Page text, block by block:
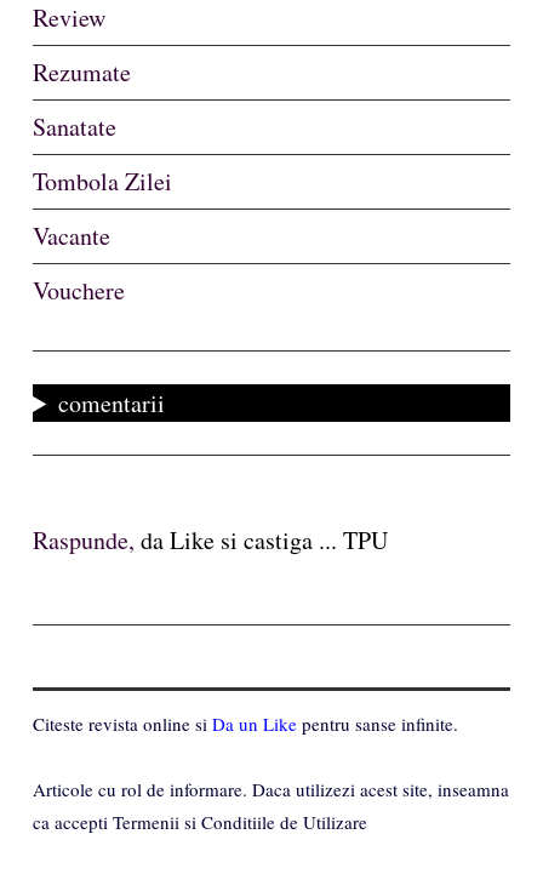
Review
Rezumate
Sanatate
Tombola Zilei
Vacante
Vouchere
comentarii
Raspunde, da Like si castiga ... TPU
Citeste revista online si Da un Like pentru sanse infinite.
Articole cu rol de informare. Daca utilizezi acest site, inseamna
ca accepti Termenii si Conditiile de Utilizare